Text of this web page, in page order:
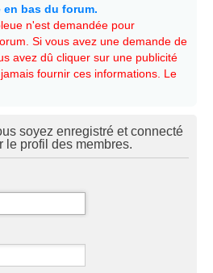
en bas du forum.
n'est demandée pour
Si vous avez une demande de
avez dû cliquer sur une publicité
fournir ces informations. Le
soyez enregistré et connecté
le profil des membres.